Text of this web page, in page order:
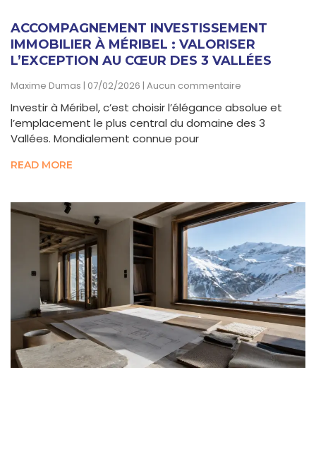
ACCOMPAGNEMENT INVESTISSEMENT
IMMOBILIER À MÉRIBEL : VALORISER
L’EXCEPTION AU CŒUR DES 3 VALLÉES
Maxime Dumas 07/02/2026 Aucun commentaire
Investir à Méribel, c’est choisir l’élégance absolue et
l’emplacement le plus central du domaine des 3
Vallées. Mondialement connue pour
READ MORE